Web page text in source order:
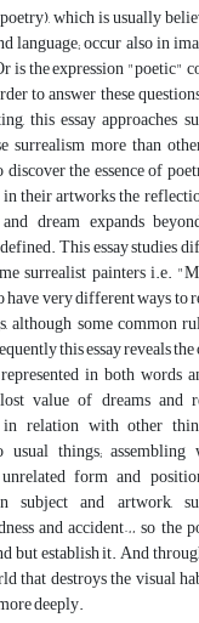
which is usually
language; occur also in
is the expression "poetic"
to answer these
this essay approaches
surrealism more than
discover the essence of
their artworks the
dream expands
This essay studies
surrealist painters i.e.
very different ways to
although some common
this essay reveals
in both words
value of dreams and
in relation with other
usual things; assembling
form and
subject and artwork,
and accident… so the
but establish it. And
that destroys the visual
deeply.